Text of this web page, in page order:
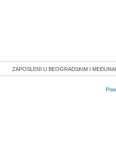
ZAPOSLENI U BEOGRADSKIM I